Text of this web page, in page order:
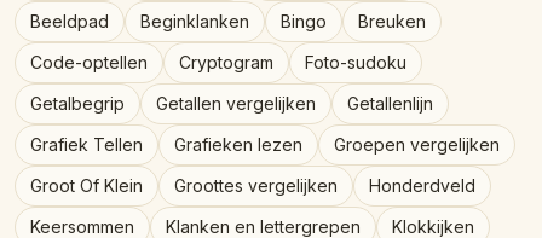
Talen
Werkblad-makers
Interactief
Taal: Nederlands
Beeldpad
Beginklanken Bingo
Breuken
Code-optellen
Cryptogram
Foto-sudoku
Getalbegrip
Getallen vergelijken
Getallenlijn
Grafiek Tellen
Grafieken lezen
Groepen vergelijken
Groot Of Klein
Groottes vergelijken
Honderdveld
Keersommen
Klanken en lettergrepen
Klokkijken